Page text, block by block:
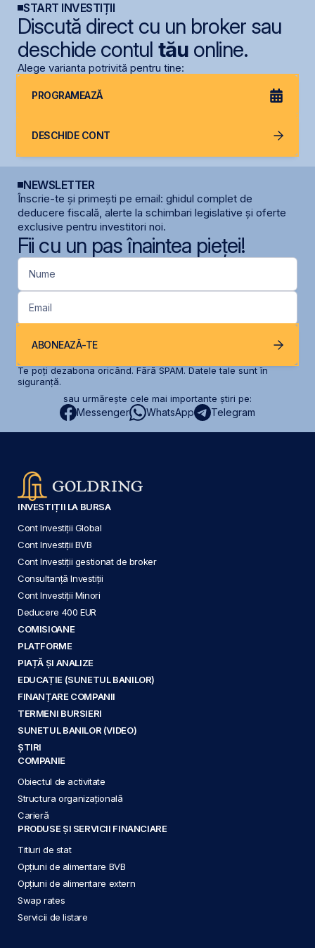
START INVESTIȚII
Discută direct cu un broker sau
deschide contul tăuonline.
Alege varianta potrivită pentru tine:
PROGRAMEAZĂ
DESCHIDE CONT
NEWSLETTER
Înscrie-te și primești pe email: ghidul complet de
deducere fiscală, alerte la schimbari legislative și oferte
exclusive pentru investitori noi.
Fii cu un pas înaintea pieței!
Nume
Email
ABONEAZĂ-TE
Te poți dezabona oricând. Fără SPAM. Datele tale sunt în
siguranță.
sau urmărește cele mai importante știri pe:
Messenger WhatsApp Telegram
INVESTIȚII LA BURSA
Cont Investiții Global
Cont Investiții BVB
Cont Investiții gestionat de broker
Consultanță Investiții
Cont Investiții Minori
Deducere 400 EUR
COMISIOANE
PLATFORME
PIAȚĂ ȘI ANALIZE
EDUCAȚIE (SUNETUL BANILOR)
FINANȚARE COMPANII
TERMENI BURSIERI
SUNETUL BANILOR (VIDEO)
ȘTIRI
COMPANIE
Obiectul de activitate
Structura organizațională
Carieră
PRODUSE ȘI SERVICII FINANCIARE
Titluri de stat
Opțiuni de alimentare BVB
Opțiuni de alimentare extern
Swap rates
Servicii de listare